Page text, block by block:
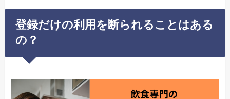
登録だけの利用を断られることはある
の？